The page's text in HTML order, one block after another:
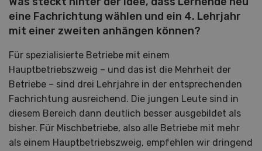
eine Fachrichtung wählen und ein 4. Lehrjahr
mit einer zweiten anhängen können?
Für spezialisierte Betriebe mit einem
Hauptbetriebszweig – und das ist die Mehrheit der
Betriebe – sind drei Lehrjahre in der entsprechenden
Fachrichtung ausreichend. Die jungen Leute sind in
diesem Bereich dann deutlich besser ausgebildet als
bisher. Für Mischbetriebe, also alle Betriebe mit mehr
als einem Hauptbetriebszweig, empfehlen wir dringend